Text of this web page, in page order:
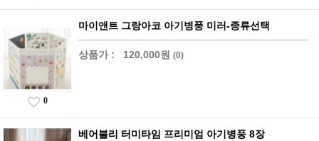
마이앤트 그랑아코 아기병풍 미러-종류선택
상품가 : 120,000원 (0)
0
베어블리 터미타임 프리미엄 아기병풍 8장